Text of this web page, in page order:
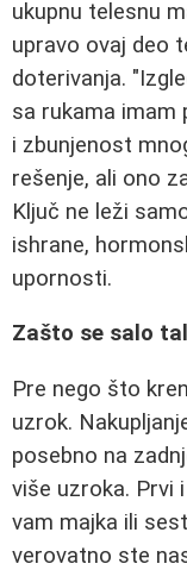
ukupnu telesnu
upravo ovaj deo
doterivanja.
sa rukama imam
i zbunjenost
rešenje, ali ono
Ključ ne leži
ishrane,
upornosti.
Zašto se salo
Pre nego što
uzrok.
posebno na
više uzroka. Prvi
vam majka ili
verovatno ste